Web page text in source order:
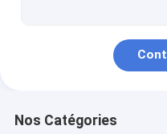
Nos Catégories